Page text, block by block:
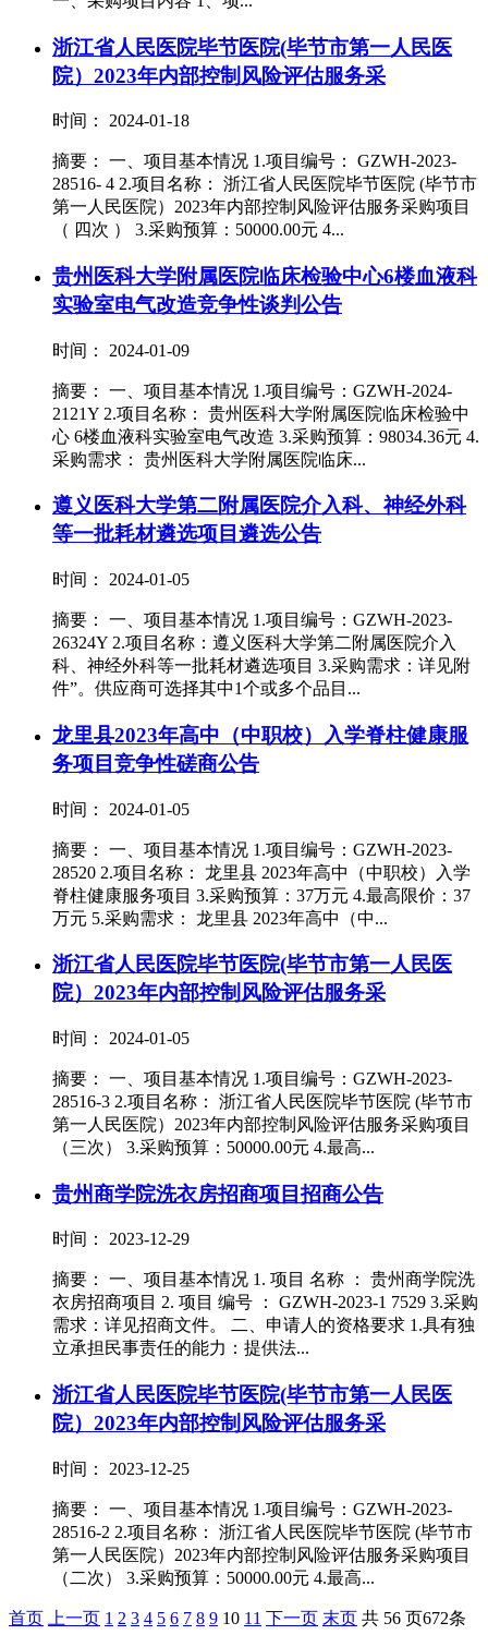
浙江省人民医院毕节医院(毕节市第一人民医
院）2023年内部控制风险评估服务采
时间： 2024-01-18
摘要： 一、项目基本情况 1.项目编号： GZWH-2023-
28516- 4 2.项目名称： 浙江省人民医院毕节医院 (毕节市
第一人民医院）2023年内部控制风险评估服务采购项目
（ 四次 ） 3.采购预算：50000.00元 4...
贵州医科大学附属医院临床检验中心6楼血液科
实验室电气改造竞争性谈判公告
时间： 2024-01-09
摘要： 一、项目基本情况 1.项目编号：GZWH-2024-
2121Y 2.项目名称： 贵州医科大学附属医院临床检验中
心 6楼血液科实验室电气改造 3.采购预算：98034.36元 4.
采购需求： 贵州医科大学附属医院临床...
遵义医科大学第二附属医院介入科、神经外科
等一批耗材遴选项目遴选公告
时间： 2024-01-05
摘要： 一、项目基本情况 1.项目编号：GZWH-2023-
26324Y 2.项目名称：遵义医科大学第二附属医院介入
科、神经外科等一批耗材遴选项目 3.采购需求：详见附
件”。供应商可选择其中1个或多个品目...
龙里县2023年高中（中职校）入学脊柱健康服
务项目竞争性磋商公告
时间： 2024-01-05
摘要： 一、项目基本情况 1.项目编号：GZWH-2023-
28520 2.项目名称： 龙里县 2023年高中（中职校）入学
脊柱健康服务项目 3.采购预算：37万元 4.最高限价：37
万元 5.采购需求： 龙里县 2023年高中（中...
浙江省人民医院毕节医院(毕节市第一人民医
院）2023年内部控制风险评估服务采
时间： 2024-01-05
摘要： 一、项目基本情况 1.项目编号：GZWH-2023-
28516-3 2.项目名称： 浙江省人民医院毕节医院 (毕节市
第一人民医院）2023年内部控制风险评估服务采购项目
（三次） 3.采购预算：50000.00元 4.最高...
贵州商学院洗衣房招商项目招商公告
时间： 2023-12-29
摘要： 一、项目基本情况 1. 项目 名称 ： 贵州商学院洗
衣房招商项目 2. 项目 编号 ： GZWH-2023-1 7529 3.采购
需求：详见招商文件。 二、申请人的资格要求 1.具有独
立承担民事责任的能力：提供法...
浙江省人民医院毕节医院(毕节市第一人民医
院）2023年内部控制风险评估服务采
时间： 2023-12-25
摘要： 一、项目基本情况 1.项目编号：GZWH-2023-
28516-2 2.项目名称： 浙江省人民医院毕节医院 (毕节市
第一人民医院）2023年内部控制风险评估服务采购项目
（二次） 3.采购预算：50000.00元 4.最高...
首页 上一页 1 2 3 4 5 6 7 8 9 10 11 下一页 末页 共 56 页672条